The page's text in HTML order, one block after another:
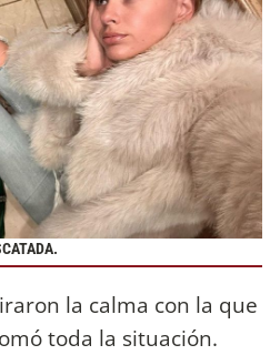
la calma con la que
toda la situación.